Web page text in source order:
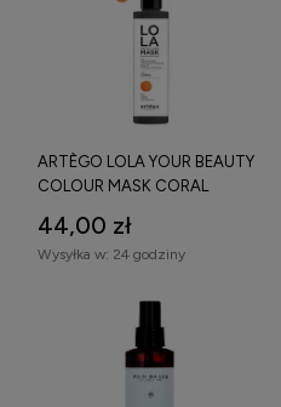
ARTÈGO LOLA YOUR BEAUTY
COLOUR MASK CORAL
KOLOR WŁOSÓW 200 ML
44,00 zł
Wysyłka w: 24 godziny